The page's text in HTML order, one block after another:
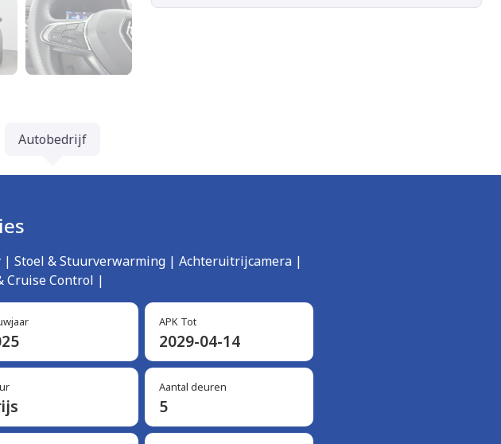
Autobedrijf
| Stoel & Stuurverwarming | Achteruitrijcamera |
Cruise Control |
APK Tot
2029-04-14
Aantal deuren
5